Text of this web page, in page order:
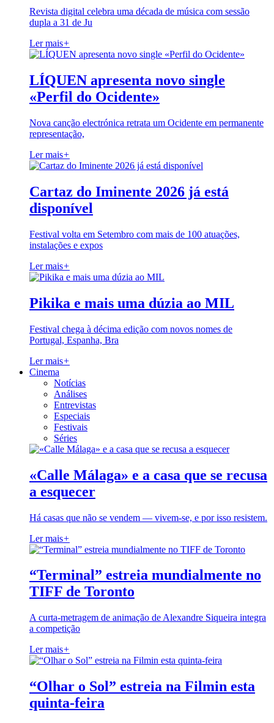
Revista digital celebra uma década de música com sessão
dupla a 31 de Ju
Ler mais+
LÍQUEN apresenta novo single
«Perfil do Ocidente»
Nova canção electrónica retrata um Ocidente em permanente
representação,
Ler mais+
Cartaz do Iminente 2026 já está
disponível
Festival volta em Setembro com mais de 100 atuações,
instalações e expos
Ler mais+
Pikika e mais uma dúzia ao MIL
Festival chega à décima edição com novos nomes de
Portugal, Espanha, Bra
Ler mais+
Cinema
Notícias
Análises
Entrevistas
Especiais
Festivais
Séries
«Calle Málaga» e a casa que se recusa
a esquecer
Há casas que não se vendem — vivem-se, e por isso resistem.
Ler mais+
“Terminal” estreia mundialmente no
TIFF de Toronto
A curta-metragem de animação de Alexandre Siqueira integra
a competição
Ler mais+
“Olhar o Sol” estreia na Filmin esta
quinta-feira